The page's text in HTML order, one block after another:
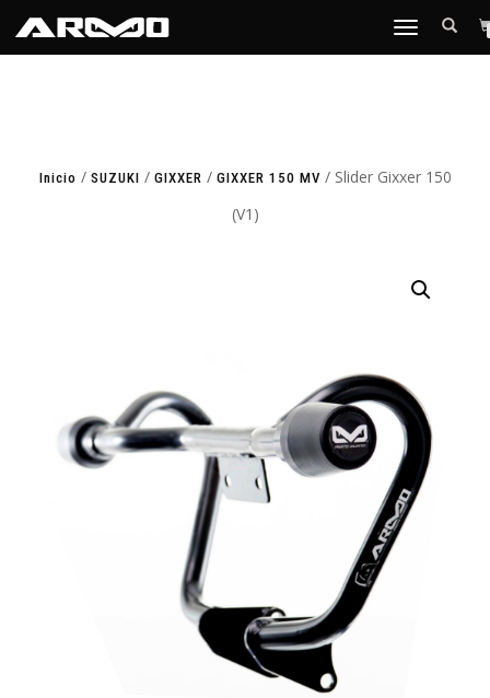
TOGGLE
Inicio / SUZUKI / GIXXER / GIXXER 150 MV / Slider Gixxer 150
(V1)